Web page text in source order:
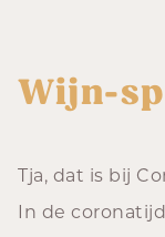
Wijn-
Tja, dat is bij
In de